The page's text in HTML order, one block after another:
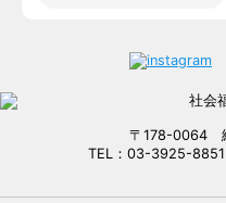
〒178-0064
TEL：03-3925-